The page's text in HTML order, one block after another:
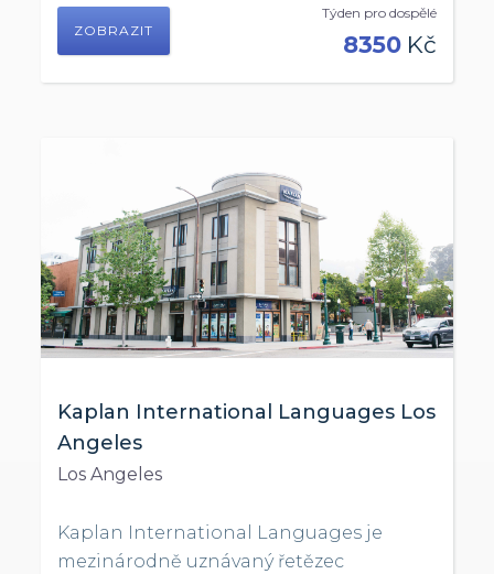
ZOBRAZIT
Týden pro dospělé
8350 Kč
Kaplan International Languages Los
Angeles
Los Angeles
Kaplan International Languages je
mezinárodně uznávaný řetězec